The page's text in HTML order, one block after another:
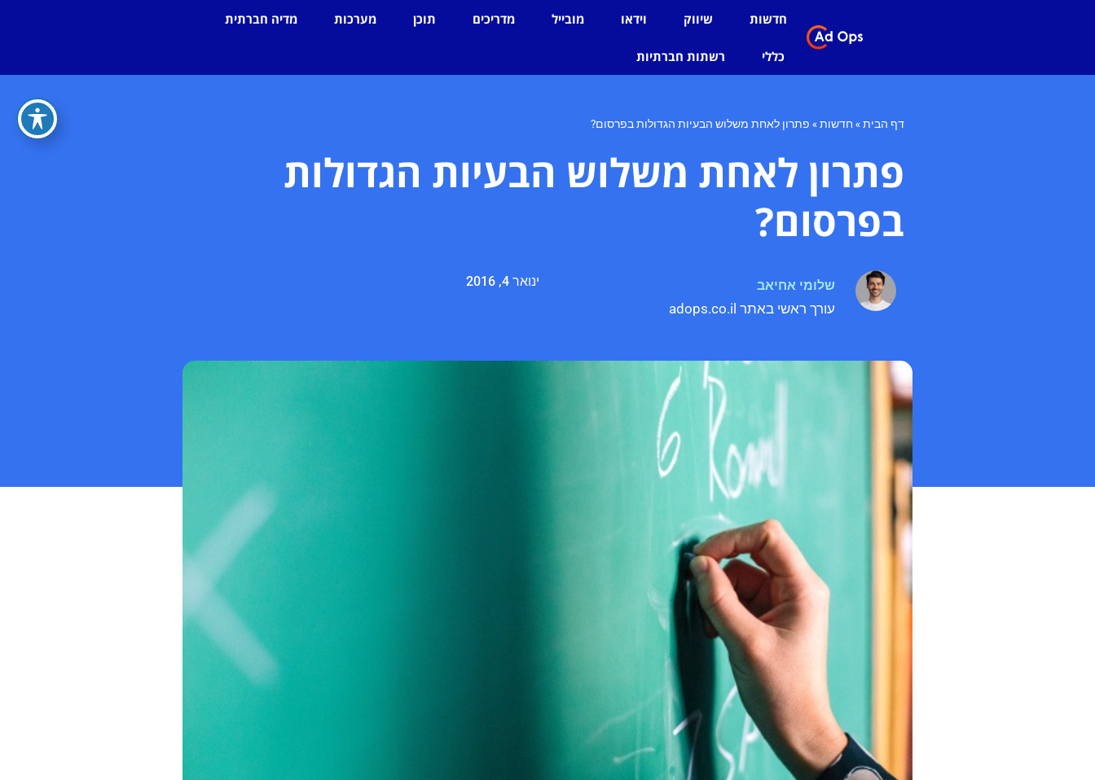
חדשות שיווק וידאו מובייל מדריכים תוכן מערכות מדיה חברתית
כללי רשתות חברתיות
דף הבית» חדשות» פתרון לאחת משלוש הבעיות הגדולות בפרסום?
פתרון לאחת משלוש הבעיות הגדולות
בפרסום?
שלומי אחיאב
עורך ראשי באתר adops.co.il
ינואר 4, 2016